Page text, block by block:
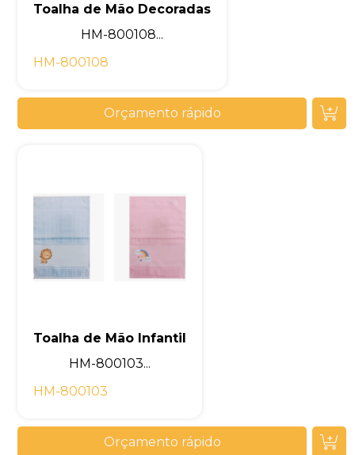
Toalha de Mão Decoradas
HM-800108...
HM-800108
Orçamento rápido
Toalha de Mão Infantil
HM-800103...
HM-800103
Orçamento rápido